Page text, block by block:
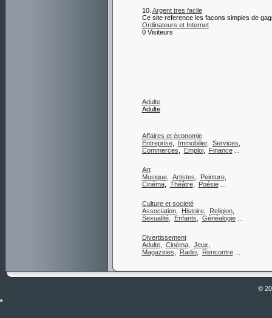
10. Argent tres facile
Ce site reference les facons simples de
Ordinateurs et Internet
0 Visiteurs
Adulte
Adulte
Affaires et économie
Entreprise, Immobilier, Services
Commerces
Emploi, Finance...
Art
Musique, Artistes Peinture,
Cinéma, Théâtre, Poésie...
Culture et societé
Association, Histoire, Religion,
Sexualité, Enfants Généalogie...
Divertissement
Adulte, Cinéma, Jeux
Magazines
Radio, Rencontre...
©